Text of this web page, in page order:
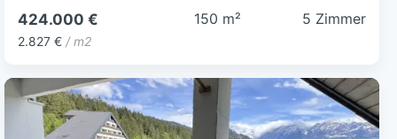
424.000 €
2.827 € / m2
150 m² 5 Zimmer